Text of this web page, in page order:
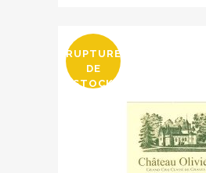
RUPTURE
DE
STOCK